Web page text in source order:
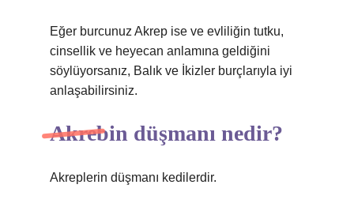
Eğer burcunuz Akrep ise ve evliliğin tutku,
cinsellik ve heyecan anlamına geldiğini
söylüyorsanız, Balık ve İkizler burçlarıyla iyi
anlaşabilirsiniz.
Akrebin düşmanı nedir?
Akreplerin düşmanı kedilerdir.